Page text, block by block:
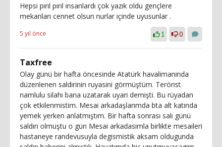
Hepsi pırıl pırıl insanlardı çok yazık oldu gençlere
mekanları cennet olsun nurlar içinde uyusunlar .
5 yıl önce 1 0
Taxfree
Olay günü bir hafta öncesinde Atatürk havalimaninda
düzenlenen saldirinin ruyasini görmüştüm. Terörist
namlulu silahı bana uzatarak uyari demişti. Bu rüyadan
çok etkilenmistim. Mesai arkadaşlarımda bta alt katında
yemek yerken anlatmıştım. Bir hafta sonrası salı günü
saldırı olmuştu o gün Mesai arkadasimla birlikte mesaileri
hastaneye randevusuyla degismistik aksam oldugunda